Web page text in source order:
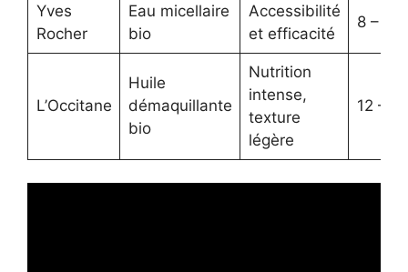
Yves
Rocher
Eau micellaire
bio
Accessibilité
et efficacité
8 – 13
L’Occitane
Huile
démaquillante
bio
Nutrition
intense,
texture
légère
12 – 18